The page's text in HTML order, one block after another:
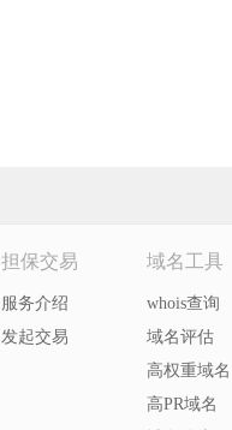
担保交易
服务介绍
发起交易
域名工具
whois查询
域名评估
高权重域名
高PR域名